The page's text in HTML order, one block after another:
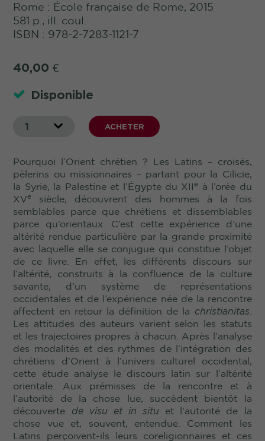
Rome : École française de Rome, 2015
581 p., ill. coul.
ISBN : 978-2-7283-1121-7
40,00 €
Disponible
1 ACHETER
Pourquoi l’Orient chrétien ? Les Latins – croisés,
pèlerins ou missionnaires – partant pour la Cilicie,
la Syrie, la Palestine et l’Égypte du XII e
à l’orée du
XVe
siècle, découvrent des hommes à la fois
semblables parce que chrétiens et dissemblables
parce qu’orientaux. C’est cette expérience d’une
altérité rendue particulière par la grande proximité
avec laquelle elle se conjugue qui constitue l’objet
de ce livre. En effet, les différents discours sur
l’altérité, construits à la confluence de la culture
savante, d’un système de représentations
occidentales et de l’expérience née de la rencontre
affectent en retour la définition de la christianitas.
Les attitudes des auteurs varient selon les statuts
et les trajectoires propres à chacun. Après l’analyse
des modalités et des rythmes de l’intégration des
chrétiens d’Orient à l’univers culturel occidental,
cette étude analyse le discours latin sur l’altérité
orientale. Aux prémisses de la rencontre et à
l’autorité de la chose lue, succèdent bientôt la
découverte de visu et in situ et l’autorité de la
chose vue et, souvent, entendue. Comment les
Latins perçoivent-ils leurs coreligionnaires et ces